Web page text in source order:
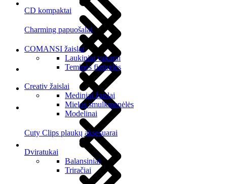
CD kompaktai
Charming papuošalai
COMANSI žaislai
Laukiniai vakarai
Teminės figūrėlės
Creativ žaislai
Mediniai žaislai
Mielos smulkmenėlės
Modelinai
Cuty Clips plaukų aksesuarai
Dviratukai
Balansiniai
Triračiai